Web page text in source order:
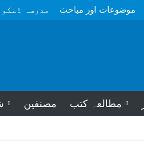
مدرسہ موضوعات اور مباحث
مصنفین مطالعہ کتب